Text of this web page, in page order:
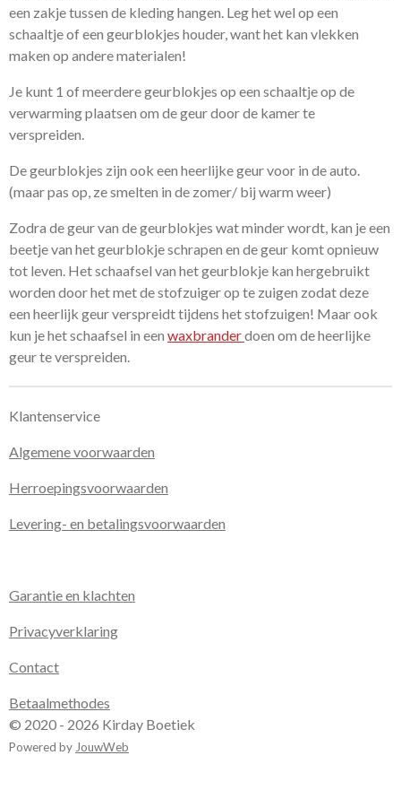
een zakje tussen de kleding hangen. Leg het wel op een
schaaltje of een geurblokjes houder, want het kan vlekken
maken op andere materialen!
Je kunt 1 of meerdere geurblokjes op een schaaltje op de
verwarming plaatsen om de geur door de kamer te
verspreiden.
De geurblokjes zijn ook een heerlijke geur voor in de auto.
(maar pas op, ze smelten in de zomer/ bij warm weer)
Zodra de geur van de geurblokjes wat minder wordt, kan je een
beetje van het geurblokje schrapen en de geur komt opnieuw
tot leven. Het schaafsel van het geurblokje kan hergebruikt
worden door het met de stofzuiger op te zuigen zodat deze
een heerlijk geur verspreidt tijdens het stofzuigen! Maar ook
kun je het schaafsel in een waxbranderdoen om de heerlijke
geur te verspreiden.
Klantenservice
Algemene voorwaarden
Herroepingsvoorwaarden
Levering- en betalingsvoorwaarden
Garantie en klachten
Privacyverklaring
Contact
Betaalmethodes
© 2020 - 2026 Kirday Boetiek
Powered by JouwWeb